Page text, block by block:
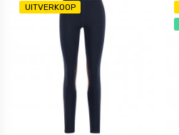
UITVERKOOP